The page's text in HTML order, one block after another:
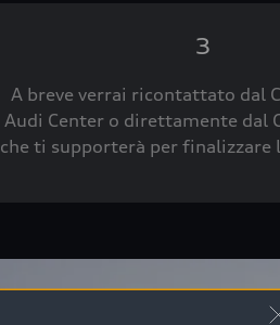
3
A breve verrai ricontattato dal
Audi Center o direttamente dal
che ti supporterà per finalizzare